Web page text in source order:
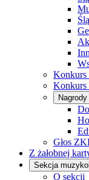
Konkurs
Konkurs
Głos
Z żałobnej
Sekcja
O sekcji